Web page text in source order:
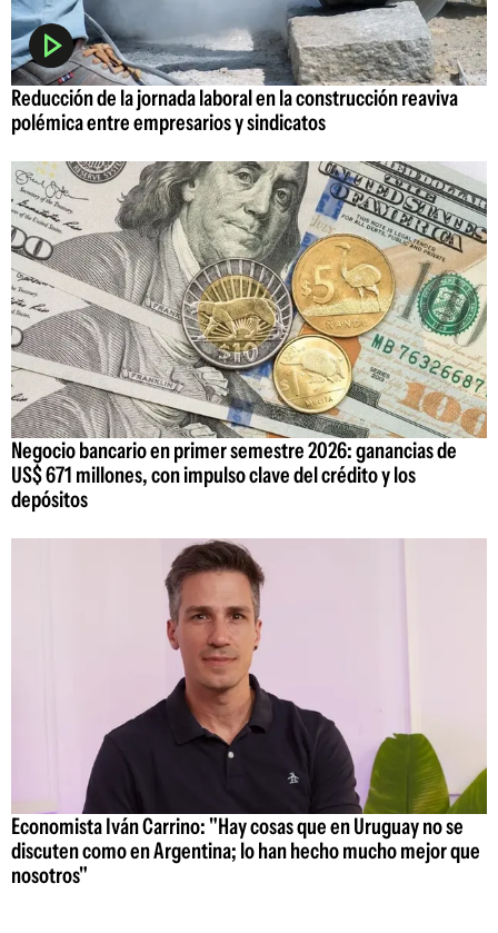
Reducción de la jornada laboral en la construcción reaviva
polémica entre empresarios y sindicatos
Negocio bancario en primer semestre 2026: ganancias de
US$ 671 millones, con impulso clave del crédito y los
depósitos
Economista Iván Carrino: "Hay cosas que en Uruguay no se
discuten como en Argentina; lo han hecho mucho mejor que
nosotros"